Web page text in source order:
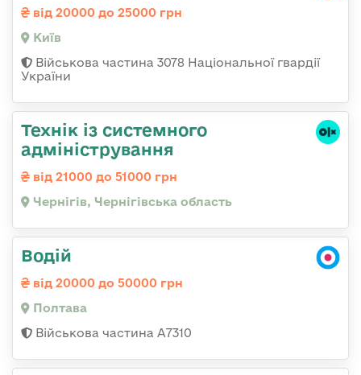
від 20000 до 25000 грн
Київ
Військова частина 3078 Національної гвардії
України
Технік із системного
адміністрування
від 21000 до 51000 грн
Чернігів, Чернігівська область
Водій
від 20000 до 50000 грн
Полтава
Військова частина A7310